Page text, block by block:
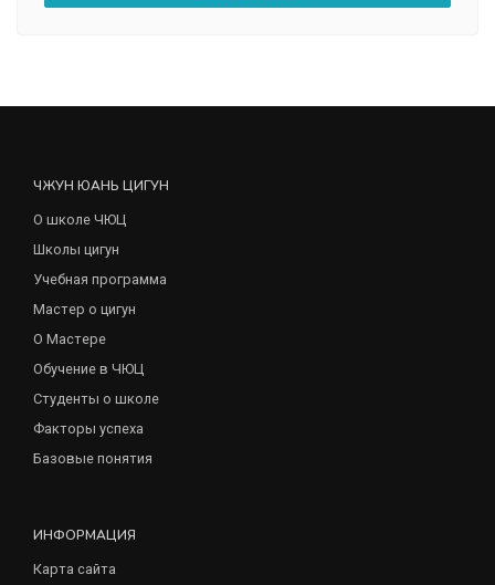
ЧЖУН ЮАНЬ ЦИГУН
О школе ЧЮЦ
Школы цигун
Учебная программа
Мастер о цигун
О Мастере
Обучение в ЧЮЦ
Студенты о школе
Факторы успеха
Базовые понятия
ИНФОРМАЦИЯ
Карта сайта